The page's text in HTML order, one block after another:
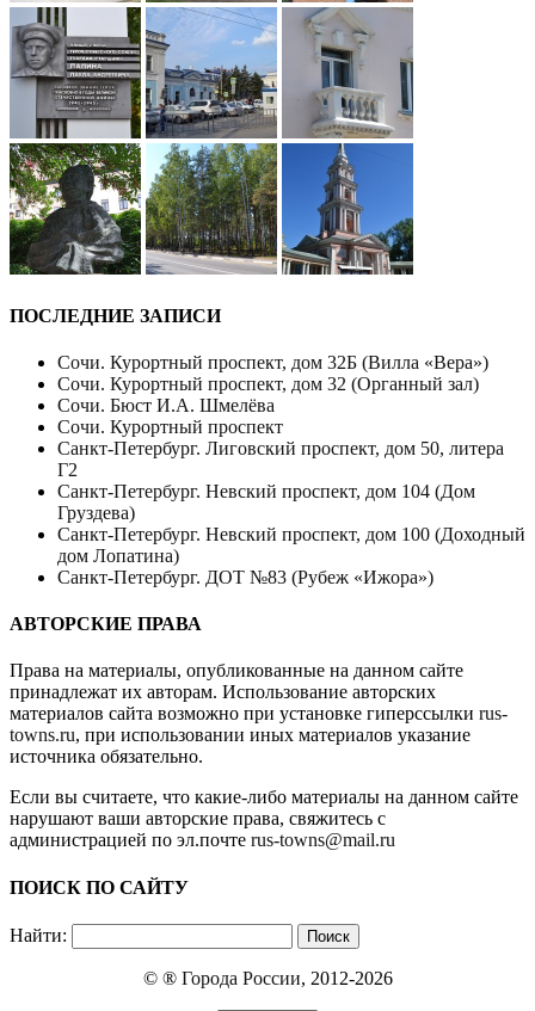
ПОСЛЕДНИЕ ЗАПИСИ
Сочи. Курортный проспект, дом 32Б (Вилла «Вера»)
Сочи. Курортный проспект, дом 32 (Органный зал)
Сочи. Бюст И.А. Шмелёва
Сочи. Курортный проспект
Санкт-Петербург. Лиговский проспект, дом 50, литера
Г2
Санкт-Петербург. Невский проспект, дом 104 (Дом
Груздева)
Санкт-Петербург. Невский проспект, дом 100 (Доходный
дом Лопатина)
Санкт-Петербург. ДОТ №83 (Рубеж «Ижора»)
АВТОРСКИЕ ПРАВА
Права на материалы, опубликованные на данном сайте
принадлежат их авторам. Использование авторских
материалов сайта возможно при установке гиперссылки rus-
towns.ru, при использовании иных материалов указание
источника обязательно.
Если вы считаете, что какие-либо материалы на данном сайте
нарушают ваши авторские права, свяжитесь с
администрацией по эл.почте rus-towns@mail.ru
ПОИСК ПО САЙТУ
Найти:
© ® Города России, 2012-2026